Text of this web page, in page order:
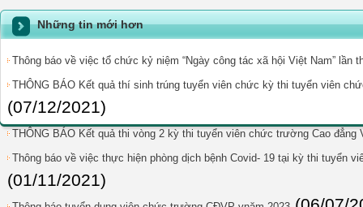
Những tin mới hơn
Thông báo về việc tổ chức kỷ niệm “Ngày công tác xã hội Việt Nam” lần
THÔNG BÁO Kết quả thí sinh trúng tuyển viên chức kỳ thi tuyển viên
(07/12/2021)
THÔNG BÁO Kết quả thi vòng 2 kỳ thi tuyển viên chức trường Cao đẳng
Thông báo về việc thực hiện phòng dịch bệnh Covid- 19 tại kỳ thi tuyển
(01/11/2021)